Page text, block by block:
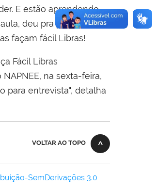
E estão aprendendo
deu pra perceber
façam fácil Libras!
Fácil Libras
na sexta-feira,
para entrevista", detalha
VOLTAR AO TOPO
SemDerivações 3.0